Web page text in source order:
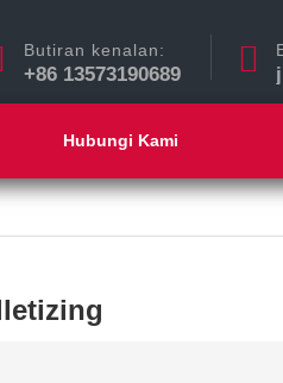
Butiran kenalan:
+86 13573190689
Hubungi Kami